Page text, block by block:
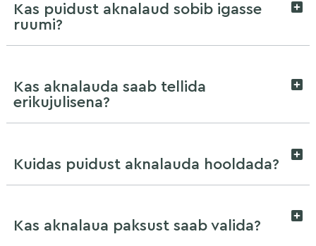
Kas puidust aknalaud sobib igasse
ruumi?
Kas aknalauda saab tellida
erikujulisena?
Kuidas puidust aknalauda hooldada?
Kas aknalaua paksust saab valida?